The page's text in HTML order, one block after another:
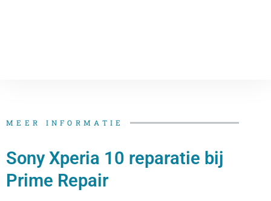
MEER INFORMATIE
Sony Xperia 10 reparatie bij
Prime Repair